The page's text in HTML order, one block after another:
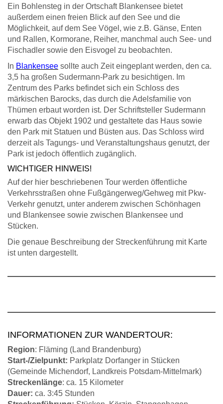
Ein Bohlensteg in der Ortschaft Blankensee bietet
außerdem einen freien Blick auf den See und die
Möglichkeit, auf dem See Vögel, wie z.B. Gänse, Enten
und Rallen, Kormorane, Reiher, manchmal auch See- und
Fischadler sowie den Eisvogel zu beobachten.
In Blankensee sollte auch Zeit eingeplant werden, den ca.
3,5 ha großen Sudermann-Park zu besichtigen. Im
Zentrum des Parks befindet sich ein Schloss des
märkischen Barocks, das durch die Adelsfamilie von
Thümen erbaut worden ist. Der Schriftsteller Sudermann
erwarb das Objekt 1902 und gestaltete das Haus sowie
den Park mit Statuen und Büsten aus. Das Schloss wird
derzeit als Tagungs- und Veranstaltungshaus genutzt, der
Park ist jedoch öffentlich zugänglich.
WICHTIGER HINWEIS!
Auf der hier beschriebenen Tour werden öffentliche
Verkehrsstraßen ohne Fußgängerweg/Gehweg mit Pkw-
Verkehr genutzt, unter anderem zwischen Schönhagen
und Blankensee sowie zwischen Blankensee und
Stücken.
Die genaue Beschreibung der Streckenführung mit Karte
ist unten dargestellt.
INFORMATIONEN ZUR WANDERTOUR:
Region: Fläming (Land Brandenburg)
Start-/Zielpunkt: Parkplatz Dorfanger in Stücken
(Gemeinde Michendorf, Landkreis Potsdam-Mittelmark)
Streckenlänge: ca. 15 Kilometer
Dauer: ca. 3:45 Stunden